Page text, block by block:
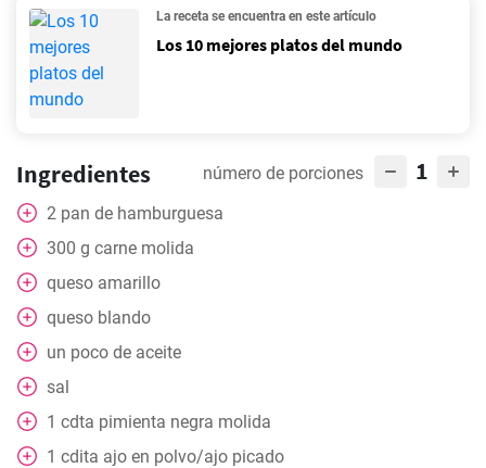
La receta se encuentra en este artículo
Los 10 mejores platos del mundo
Ingredientes número de porciones 1
2 pan de hamburguesa
300 g carne molida
queso amarillo
queso blando
un poco de aceite
sal
1 cdta pimienta negra molida
1 cdita ajo en polvo/ajo picado